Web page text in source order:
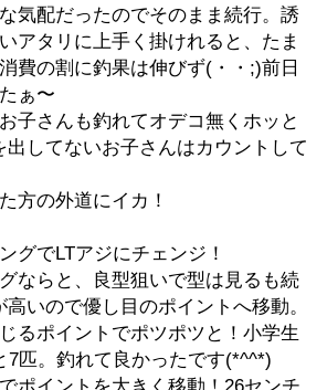
気配だったのでそのまま続行。誘
アタリに上手く掛けれると、たま
費の割に釣果は伸びず(・・;)前日
ぁ〜
子さんも釣れてオデコ無くホッと
出してないお子さんはカウントして
方の外道にイカ！
グでLTアジにチェンジ！
ならと、良型狙いで型は見るも続
いので優し目のポイントへ移動。
るポイントでポツポツと！小学生
7匹。釣れて良かったです(*^^*)
ポイントを大きく移動！26センチ